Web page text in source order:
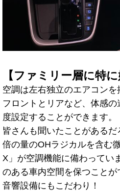
【ファミリー層に特に
空調は左右独立のエアコンを
フロントとリアなど、体感
度設定することができます。
皆さんも聞いたことがある
倍の量のOHラジカルを含む
X」が空調機能に備わってい
のある車内空間を保つことが
音響設備にもこだわり！